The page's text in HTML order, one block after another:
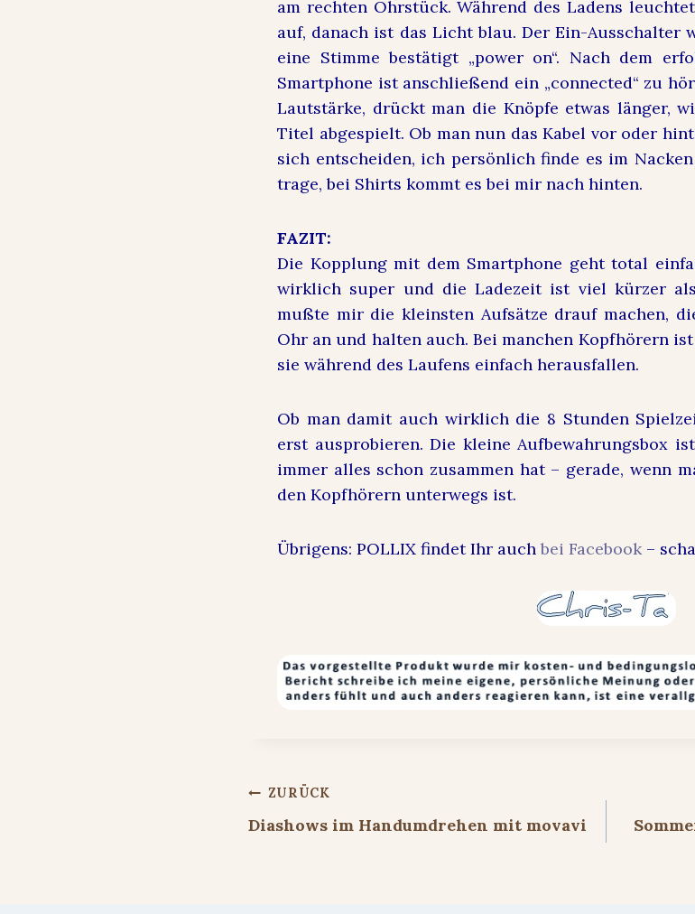
am rechten Ohrstück. Während des Ladens
auf, danach ist das Licht blau. Der Ein-
eine Stimme bestätigt „power on“. Nach dem
Smartphone ist anschließend ein „connected“ zu
Lautstärke, drückt man die Knöpfe etwas länger,
Titel abgespielt. Ob man nun das Kabel vor oder
sich entscheiden, ich persönlich finde es im
trage, bei Shirts kommt es bei mir nach hinten.
FAZIT:
Die Kopplung mit dem Smartphone geht total
wirklich super und die Ladezeit ist viel kürzer
mußte mir die kleinsten Aufsätze drauf machen,
Ohr an und halten auch. Bei manchen Kopfhörern
sie während des Laufens einfach herausfallen.
Ob man damit auch wirklich die 8 Stunden
erst ausprobieren. Die kleine Aufbewahrungsbox
immer alles schon zusammen hat – gerade, wenn
den Kopfhörern unterwegs ist.
Übrigens: POLLIX findet Ihr auch bei Facebook –
Beitragsnavigation
ZURÜCK
Diashows im Handumdrehen mit movavi